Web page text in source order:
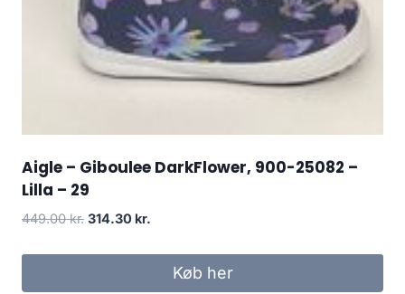
Aigle – Giboulee DarkFlower, 900-25082 –
Lilla – 29
449.00kr. Den
pris
314.30 kr.
pris
Køb her